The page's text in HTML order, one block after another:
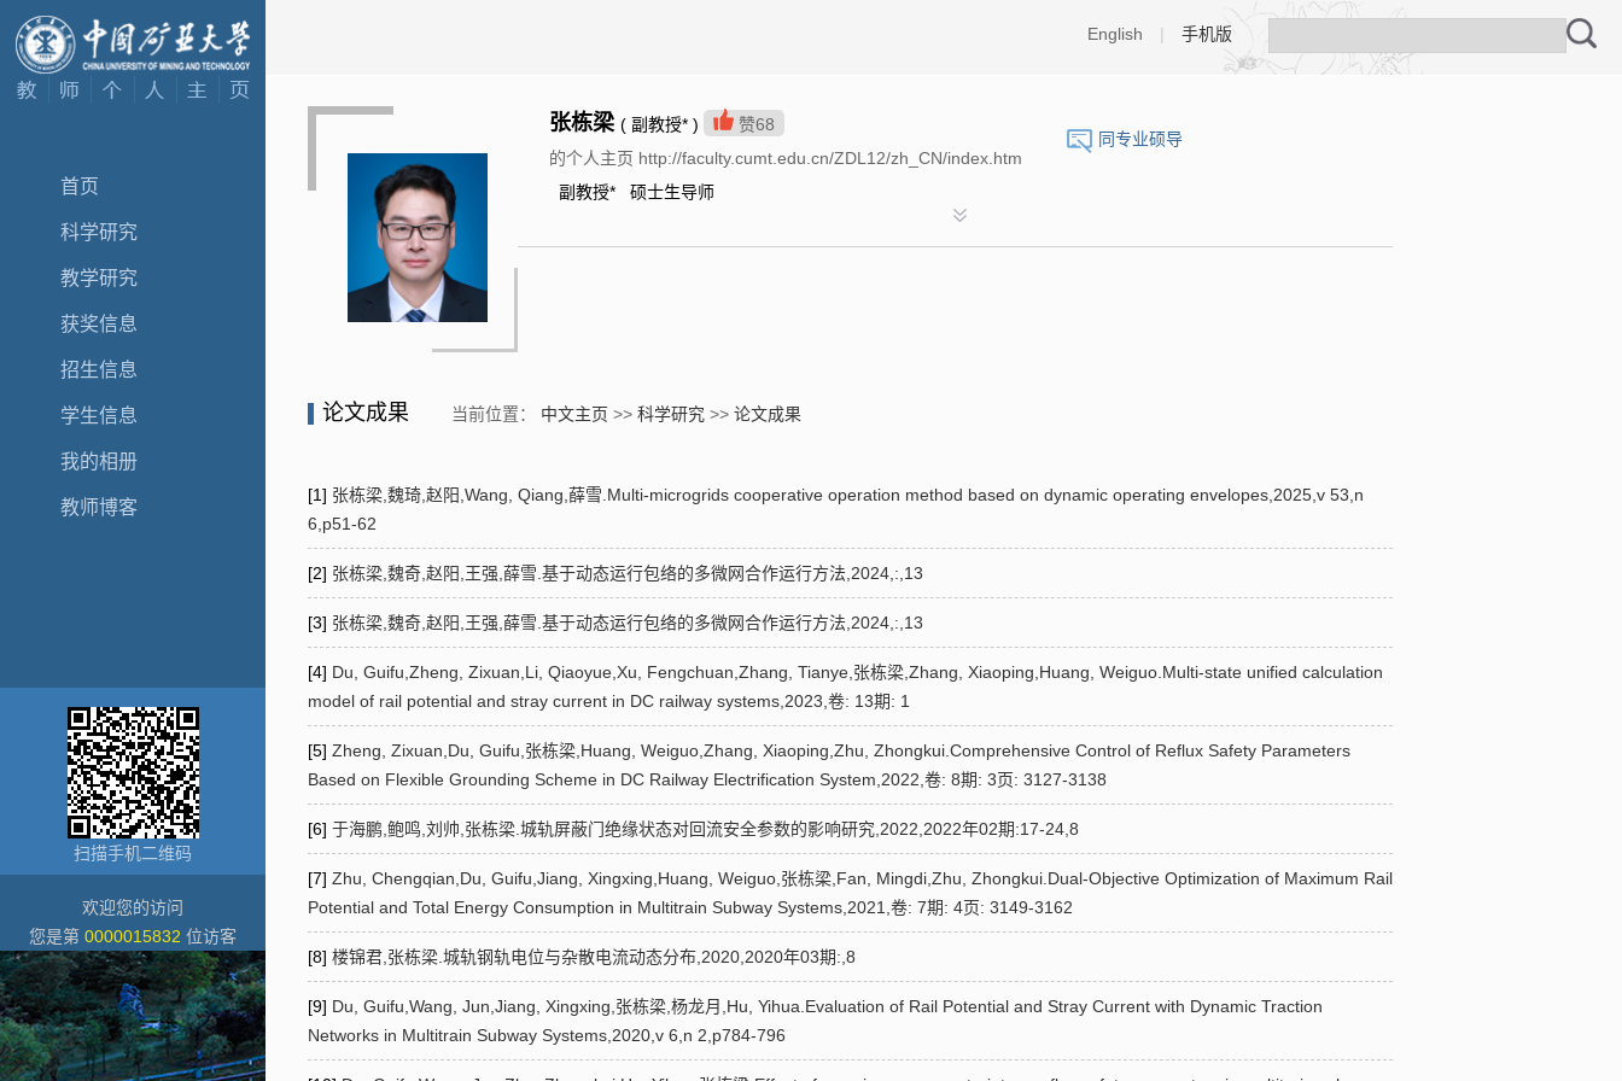
首页
科学研究
教学研究
获奖信息
招生信息
学生信息
我的相册
教师博客
扫描手机二维码
欢迎您的访问
您是第 0000015832 位访客
English | 手机版
同专业硕导
张栋梁 ( 副教授* ) 赞68
的个人主页 http://faculty.cumt.edu.cn/ZDL12/zh_CN/index.htm
副教授* 硕士生导师
论文成果 当前位置： 中文主页 >> 科学研究 >> 论文成果
[1] 张栋梁,魏琦,赵阳,Wang, Qiang,薛雪.Multi-microgrids cooperative operation method based on dynamic operating envelopes,2025,v 53,n
6,p51-62
[2] 张栋梁,魏奇,赵阳,王强,薛雪.基于动态运行包络的多微网合作运行方法,2024,:,13
[3] 张栋梁,魏奇,赵阳,王强,薛雪.基于动态运行包络的多微网合作运行方法,2024,:,13
[4] Du, Guifu,Zheng, Zixuan,Li, Qiaoyue,Xu, Fengchuan,Zhang, Tianye,张栋梁,Zhang, Xiaoping,Huang, Weiguo.Multi-state unified calculation
model of rail potential and stray current in DC railway systems,2023,卷: 13期: 1
[5] Zheng, Zixuan,Du, Guifu,张栋梁,Huang, Weiguo,Zhang, Xiaoping,Zhu, Zhongkui.Comprehensive Control of Reflux Safety Parameters
Based on Flexible Grounding Scheme in DC Railway Electrification System,2022,卷: 8期: 3页: 3127-3138
[6] 于海鹏,鲍鸣,刘帅,张栋梁.城轨屏蔽门绝缘状态对回流安全参数的影响研究,2022,2022年02期:17-24,8
[7] Zhu, Chengqian,Du, Guifu,Jiang, Xingxing,Huang, Weiguo,张栋梁,Fan, Mingdi,Zhu, Zhongkui.Dual-Objective Optimization of Maximum Rail
Potential and Total Energy Consumption in Multitrain Subway Systems,2021,卷: 7期: 4页: 3149-3162
[8] 楼锦君,张栋梁.城轨钢轨电位与杂散电流动态分布,2020,2020年03期:,8
[9] Du, Guifu,Wang, Jun,Jiang, Xingxing,张栋梁,杨龙月,Hu, Yihua.Evaluation of Rail Potential and Stray Current with Dynamic Traction
Networks in Multitrain Subway Systems,2020,v 6,n 2,p784-796